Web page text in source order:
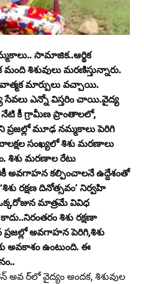
సామాజిక..ఆర్థిక
శిశువులు మరణిస్తున్నారు.
మార్పులు వచ్చాయి.
సేవలు ఎన్నో విస్తరిం చాయి.వైద్య
నేటి కీ గ్రామీణ ప్రాంతాలలో,
ప్రజల్లో మూఢ నమ్మకాలు పెరిగి
సంఖ్యలో శిశు మరణాలు
శిశు మరణాల రేటు
అవగాహన కల్పించాలనే ఉద్దేశంతో
రక్షణ దినోత్సవం’ నిర్వహి
మాత్రమే వివిధ
శిశు రక్షణా
అవగాహన పెరిగి,శిశు
అవకాశం ఉంటుంది. ఈ
ర్‌లో వైద్యం అందక, శిశువుల